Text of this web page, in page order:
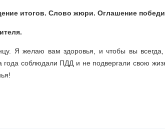
итогов. Слово жюри. Оглашение
Я желаю вам здоровья, и чтобы вы
года соблюдали ПДД и не подвергали свою